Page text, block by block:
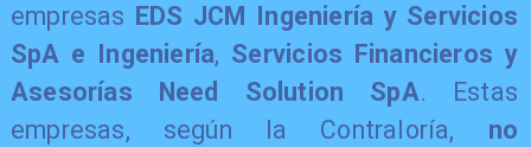
empresas EDS JCM Ingeniería y Servicios
SpA e Ingeniería, Servicios Financieros y
Asesorías Need Solution SpA. Estas
empresas, según la Contraloría, no